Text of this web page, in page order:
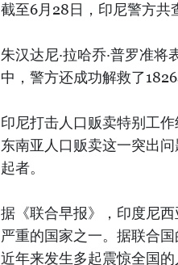
截至6月28日，印尼警方共
朱汉达尼·拉哈乔·普罗准
中，警方还成功解救了1826
印尼打击人口贩卖特别工
东南亚人口贩卖这一突出
起者。
据《联合早报》，印度尼
严重的国家之一。据联合
近年来发生多起震惊全国